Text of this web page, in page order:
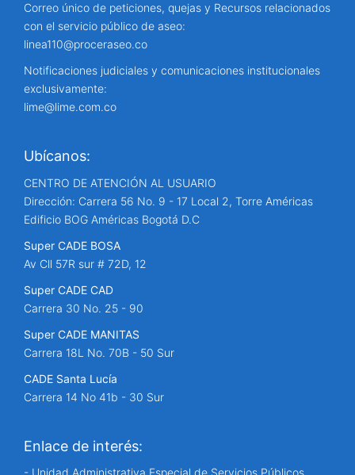
Correo único de peticiones, quejas y Recursos relacionados
con el servicio público de aseo:
linea110@proceraseo.co
Notificaciones judiciales y comunicaciones institucionales
exclusivamente:
lime@lime.com.co
Ubícanos:
CENTRO DE ATENCIÓN AL USUARIO
Dirección: Carrera 56 No. 9 - 17 Local 2, Torre Américas
Edificio BOG Américas Bogotá D.C
Super CADE BOSA
Av Cll 57R sur # 72D, 12
Super CADE CAD
Carrera 30 No. 25 - 90
Super CADE MANITAS
Carrera 18L No. 70B - 50 Sur
CADE Santa Lucía
Carrera 14 No 41b - 30 Sur
Enlace de interés:
- Unidad Administrativa Especial de Servicios Públicos